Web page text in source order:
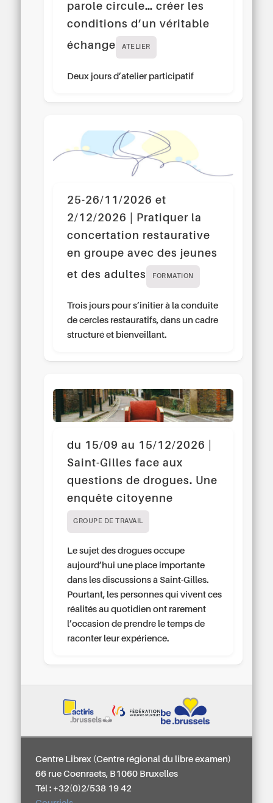
parole circule… créer les
conditions d’un véritable
échange
ATELIER
Deux jours d’atelier participatif
25-26/11/2026 et
2/12/2026 | Pratiquer la
concertation restaurative
en groupe avec des jeunes
et des adultes
FORMATION
Trois jours pour s’initier à la conduite
de cercles restauratifs, dans un cadre
structuré et bienveillant.
du 15/09 au 15/12/2026 |
Saint-Gilles face aux
questions de drogues. Une
enquête citoyenne
GROUPE DE TRAVAIL
Le sujet des drogues occupe
aujourd’hui une place importante
dans les discussions à Saint-Gilles.
Pourtant, les personnes qui vivent ces
réalités au quotidien ont rarement
l’occasion de prendre le temps de
raconter leur expérience.
Centre Librex (Centre régional du libre examen)
66 rue Coenraets, B1060 Bruxelles
Tél : +32(0)2/538 19 42